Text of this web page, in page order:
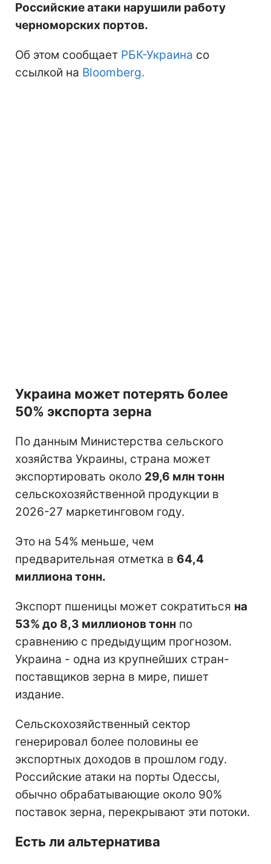
Российские атаки нарушили работу
черноморских портов.
Об этом сообщает РБК-Украина со
ссылкой на Bloomberg.
Украина может потерять более
50% экспорта зерна
По данным Министерства сельского
хозяйства Украины, страна может
экспортировать около 29,6 млн тонн
сельскохозяйственной продукции в
2026-27 маркетинговом году.
Это на 54% меньше, чем
предварительная отметка в 64,4
миллиона тонн.
Экспорт пшеницы может сократиться на
53% до 8,3 миллионов тонн по
сравнению с предыдущим прогнозом.
Украина - одна из крупнейших стран-
поставщиков зерна в мире, пишет
издание.
Сельскохозяйственный сектор
генерировал более половины ее
экспортных доходов в прошлом году.
Российские атаки на порты Одессы,
обычно обрабатывающие около 90%
поставок зерна, перекрывают эти потоки.
Есть ли альтернатива